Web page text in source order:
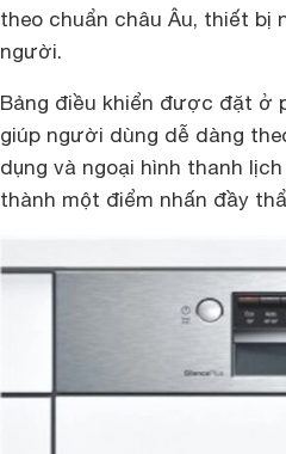
theo chuẩn châu Âu, thiết bị
người.
Bảng điều khiển được đặt ở
giúp người dùng dễ dàng
dụng và ngoại hình thanh
thành một điểm nhấn đầy